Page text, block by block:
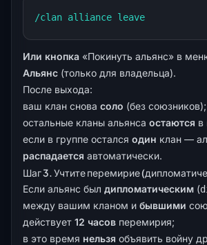
/clan alliance leave
Или кнопка «Покинуть альянс» в
Альянс (только для владельца).
После выхода:
ваш клан снова соло (без союзников);
остальные кланы альянса остаются в
если в группе остался один клан —
распадается автоматически.
Шаг 3. Учтите перемирие
Если альянс был дипломатическим (
между вашим кланом и бывшими
действует 12 часов перемирия;
в это время нельзя объявить войну